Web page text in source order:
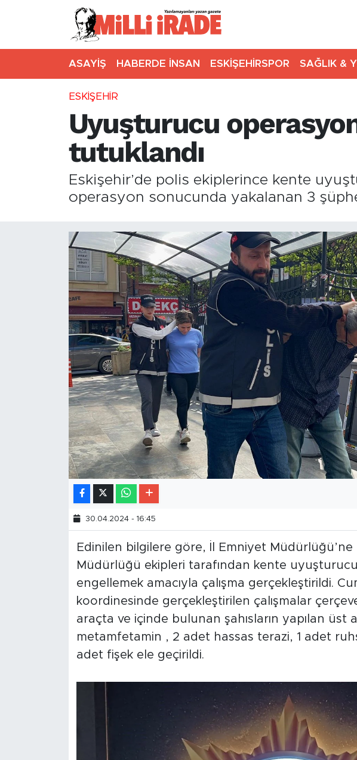
ASAYİŞ HABERDE İNSAN ESKİŞEHİRSPOR SAĞLIK &
ESKİŞEHİR
Uyuşturucu
tutuklandı
Eskişehir’de polis ekiplerince kente
operasyon sonucunda yakalanan 3
30.04.2024 - 16:45
Edinilen bilgilere göre, İl Emniyet Müdürlüğü’ne
Müdürlüğü ekipleri tarafından kente
engellemek amacıyla çalışma gerçekleştirildi.
koordinesinde gerçekleştirilen çalışmalar
araçta ve içinde bulunan şahısların yapılan üst
metamfetamin , 2 adet hassas terazi, 1 adet
adet fişek ele geçirildi.